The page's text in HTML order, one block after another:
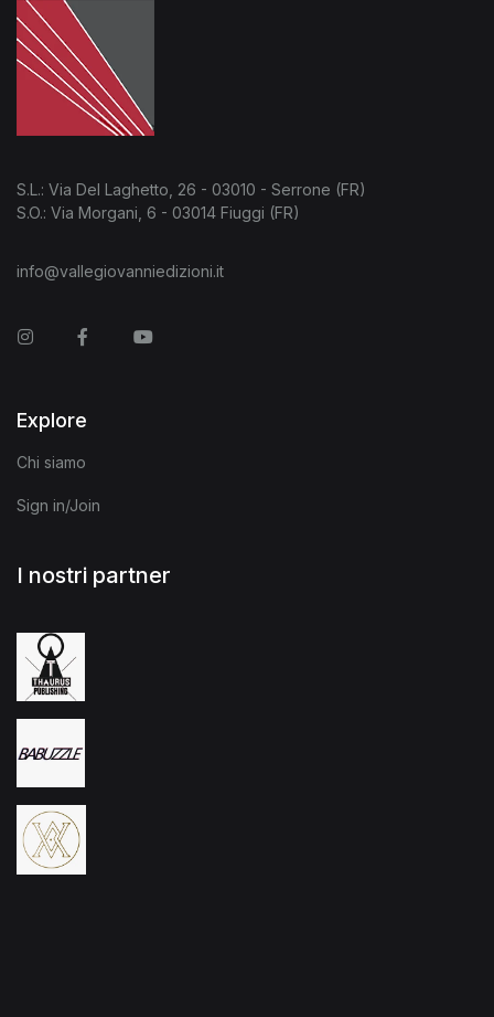
S.L.: Via Del Laghetto, 26 - 03010 - Serrone (FR)
S.O.: Via Morgani, 6 - 03014 Fiuggi (FR)
info@vallegiovanniedizioni.it
InstagramFacebookYou Tube
Explore
Chi siamo
Sign in/Join
I nostri partner